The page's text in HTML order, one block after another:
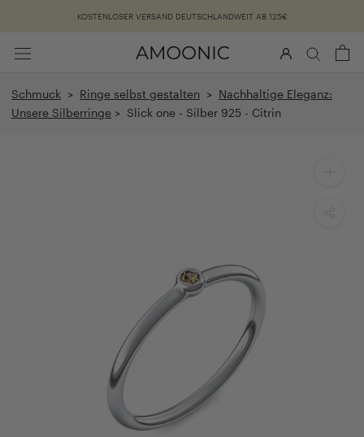
KOSTENLOSER VERSAND DEUTSCHLANDWEIT AB 125€
Schmuck > Ringe selbst gestalten > Nachhaltige Eleganz:
Unsere Silberringe > Slick one - Silber 925 - Citrin